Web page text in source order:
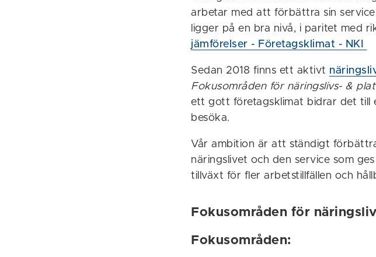
arbetar med att förbättra sin
ligger på en bra nivå, i paritet med
jämförelser - Företagsklimat - NKI
Sedan 2018 finns ett aktivt
Fokusområden för näringslivs- &
ett gott företagsklimat bidrar det till
besöka.
Vår ambition är att ständigt
näringslivet och den service som
tillväxt för fler arbetstillfällen och
Fokusområden för
Fokusområden: